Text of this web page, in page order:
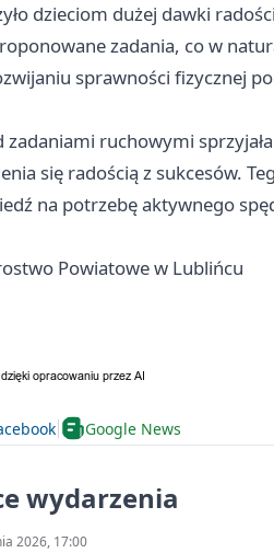
dzieciom dużej dawki
zadania, co w
sprawności fizycznej
zadaniami ruchowymi
się radością z sukcesów.
na potrzebę aktywnego
Powiatowe w Lublińcu
Google News
wydarzenia
2026, 17:00